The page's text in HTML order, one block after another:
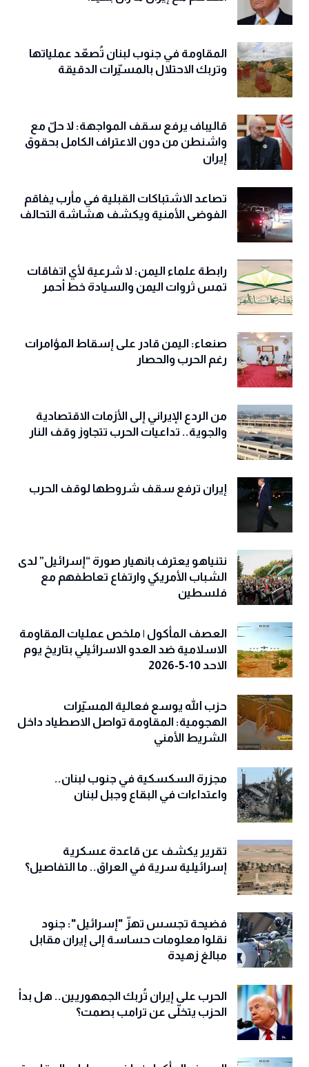
المقاومة في جنوب لبنان تُصعّد عملياتها
وتربك الاحتلال بالمسيّرات الدقيقة
قاليباف يرفع سقف المواجهة: لا حلّ مع
واشنطن من دون الاعتراف الكامل بحقوق
إيران
تصاعد الاشتباكات القبلية في مأرب يفاقم
الفوضى الأمنية ويكشف هشاشة التحالف
رابطة علماء اليمن: لا شرعية لأي اتفاقات
تمس ثروات اليمن والسيادة خط أحمر
صنعاء: اليمن قادر على إسقاط المؤامرات
رغم الحرب والحصار
من الردع الإيراني إلى الأزمات الاقتصادية
والجوية.. تداعيات الحرب تتجاوز وقف النار
إيران ترفع سقف شروطها لوقف الحرب
نتنياهو يعترف بانهيار صورة “إسرائيل” لدى
الشباب الأمريكي وارتفاع تعاطفهم مع
فلسطين
العصف المأكول | ملخص عمليات المقاومة
الاسلامية ضد العدو الاسرائيلي بتاريخ يوم
الاحد 10-5-2026
حزب الله يوسع فعالية المسيّرات
الهجومية: المقاومة تواصل الاصطياد داخل
الشريط الأمني
مجزرة السكسكية في جنوب لبنان..
واعتداءات في البقاع وجبل لبنان
تقرير يكشف عن قاعدة عسكرية
إسرائيلية سرية في العراق.. ما التفاصيل؟
فضيحة تجسس تهزّ "إسرائيل": جنود
نقلوا معلومات حساسة إلى إيران مقابل
مبالغ زهيدة
الحرب على إيران تُربك الجمهوريين.. هل بدأ
الحزب يتخلّى عن ترامب بصمت؟